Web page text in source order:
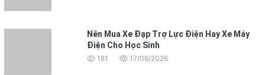
Nên Mua Xe Đạp Trợ Lực Điện Hay Xe Máy
Điện Cho Học Sinh
181 17/06/2026